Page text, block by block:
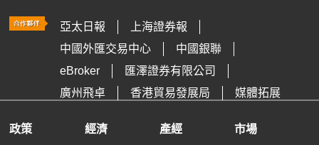
亞太日報
上海證券報
中國外匯交易中心
中國銀聯
eBroker
匯澤證券有限公司
廣州飛卓
香港貿易發展局 媒體拓展
政策 經濟 產經 市場